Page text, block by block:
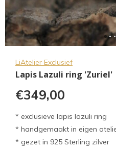
LiAtelier Exclusief
Lapis Lazuli ring 'Zuriel'
€349,00
* exclusieve lapis lazuli ring
* handgemaakt in eigen
* gezet in 925 Sterling zilver